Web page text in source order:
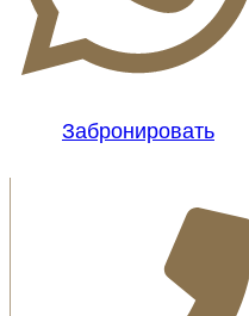
Забронировать